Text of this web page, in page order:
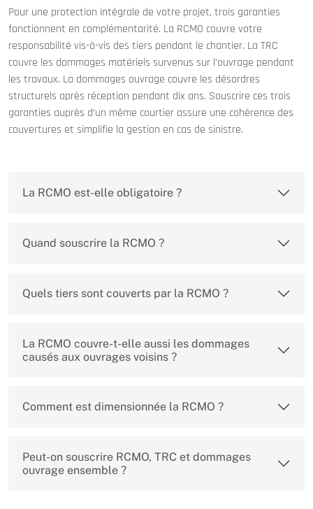
Pour une protection intégrale de votre projet, trois garanties
fonctionnent en complémentarité. La RCMO couvre votre
responsabilité vis-à-vis des tiers pendant le chantier. La TRC
couvre les dommages matériels survenus sur l’ouvrage pendant
les travaux. La dommages ouvrage couvre les désordres
structurels après réception pendant dix ans. Souscrire ces trois
garanties auprès d’un même courtier assure une cohérence des
couvertures et simplifie la gestion en cas de sinistre.
La RCMO est-elle obligatoire ?
Quand souscrire la RCMO ?
Quels tiers sont couverts par la RCMO ?
La RCMO couvre-t-elle aussi les dommages
causés aux ouvrages voisins ?
Comment est dimensionnée la RCMO ?
Peut-on souscrire RCMO, TRC et dommages
ouvrage ensemble ?